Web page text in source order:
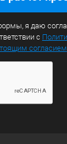
я даю
с
согласием